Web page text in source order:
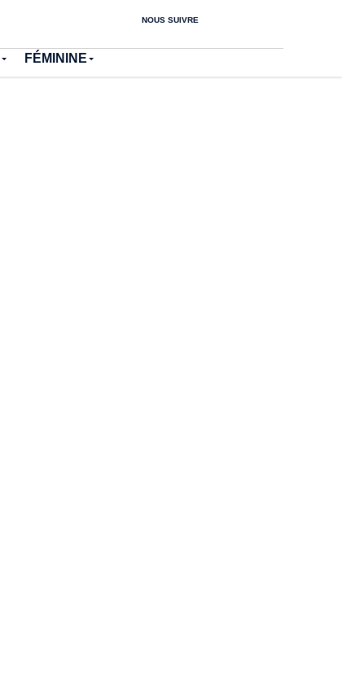
NOUS SUIVRE
FÉMININE